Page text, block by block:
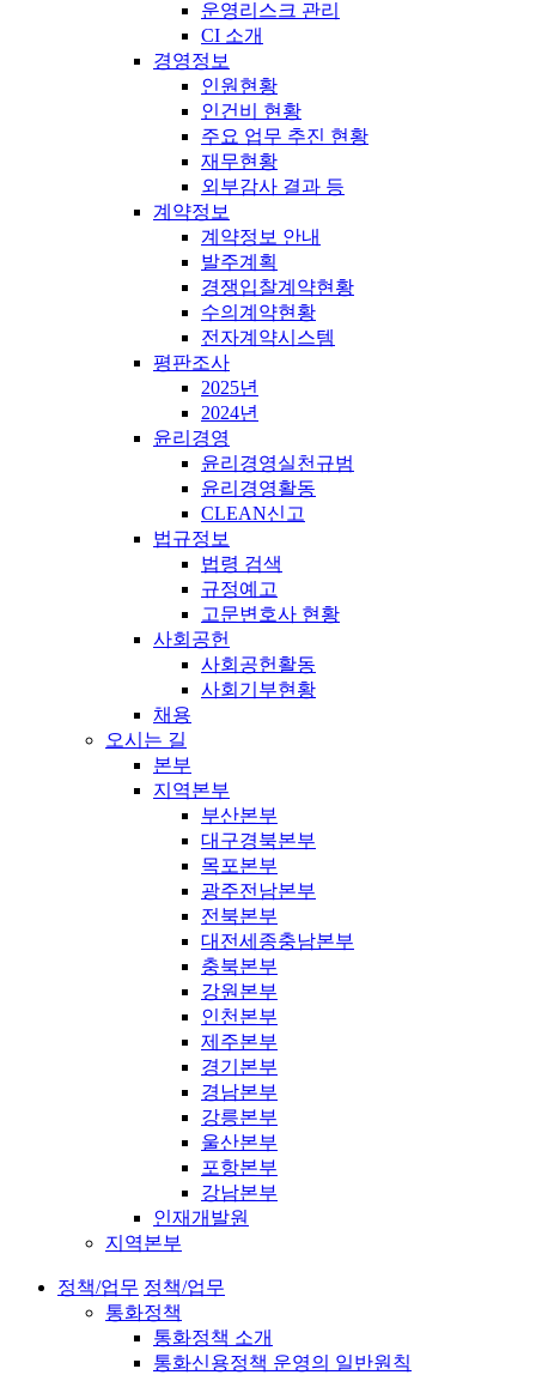
운영리스크 관리
CI 소개
경영정보
인원현황
인건비 현황
주요 업무 추진 현황
재무현황
외부감사 결과 등
계약정보
계약정보 안내
발주계획
경쟁입찰계약현황
수의계약현황
전자계약시스템
평판조사
2025년
2024년
윤리경영
윤리경영실천규범
윤리경영활동
CLEAN신고
법규정보
법령 검색
규정예고
고문변호사 현황
사회공헌
사회공헌활동
사회기부현황
채용
오시는 길
본부
지역본부
부산본부
대구경북본부
목포본부
광주전남본부
전북본부
대전세종충남본부
충북본부
강원본부
인천본부
제주본부
경기본부
경남본부
강릉본부
울산본부
포항본부
강남본부
인재개발원
지역본부
정책/업무 정책/업무
통화정책
통화정책 소개
통화신용정책 운영의 일반원칙